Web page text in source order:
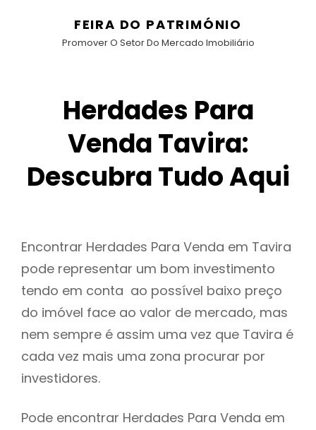
FEIRA DO PATRIMÓNIO
Promover O Setor Do Mercado Imobiliário
Herdades Para
Venda Tavira:
Descubra Tudo Aqui
Encontrar Herdades Para Venda em Tavira
pode representar um bom investimento
tendo em conta ao possível baixo preço
do imóvel face ao valor de mercado, mas
nem sempre é assim uma vez que Tavira é
cada vez mais uma zona procurar por
investidores.
Pode encontrar Herdades Para Venda em